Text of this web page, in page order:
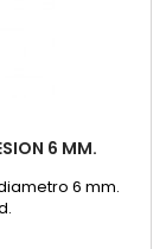
6 MM.
6 mm.